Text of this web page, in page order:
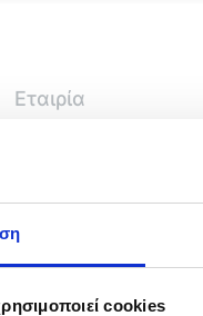
cookies
Εταιρία
και πολύ
στριφτάρι
φωσφόρου που